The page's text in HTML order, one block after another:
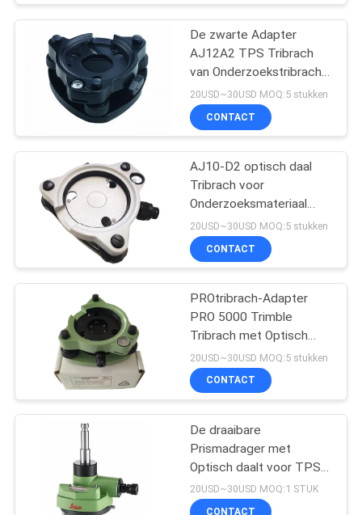
De zwarte Adapter
AJ12A2 TPS Tribrach
van Onderzoekstribrach
zonder Optisch daalt
sterk
20USD~30USD MOQ:5 stukken
CONTACT
AJ10-D2 optisch daal
Tribrach voor
Onderzoeksmateriaal
sterk
20USD~30USD MOQ:5 stukken
CONTACT
PROtribrach-Adapter
PRO 5000 Trimble
Tribrach met Optisch
daalt Groene GDF322
sterk
20USD~30USD MOQ:5 stukken
CONTACT
De draaibare
Prismadrager met
Optisch daalt voor TPS
GNSS sterk
20USD~30USD MOQ:1 STUK
CONTACT